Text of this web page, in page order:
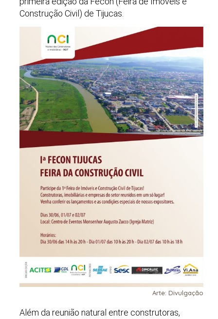
Construção Civil) de Tijucas.
Arte: Divulgação
Além da reunião natural entre construtoras,